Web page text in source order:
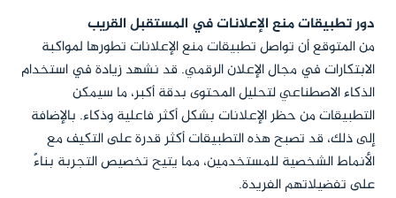
دور تطبيقات منع الإعلانات في المستقبل القريب
من المتوقع أن تواصل تطبيقات منع الإعلانات تطورها لمواكبة
الابتكارات في مجال الإعلان الرقمي. قد نشهد زيادة في استخدام
الذكاء الاصطناعي لتحليل المحتوى بدقة أكبر، ما سيمكن
التطبيقات من حظر الإعلانات بشكل أكثر فاعلية وذكاء. بالإضافة
إلى ذلك، قد تصبح هذه التطبيقات أكثر قدرة على التكيف مع
الأنماط الشخصية للمستخدمين، مما يتيح تخصيص التجربة بناءً
على تفضيلاتهم الفريدة.